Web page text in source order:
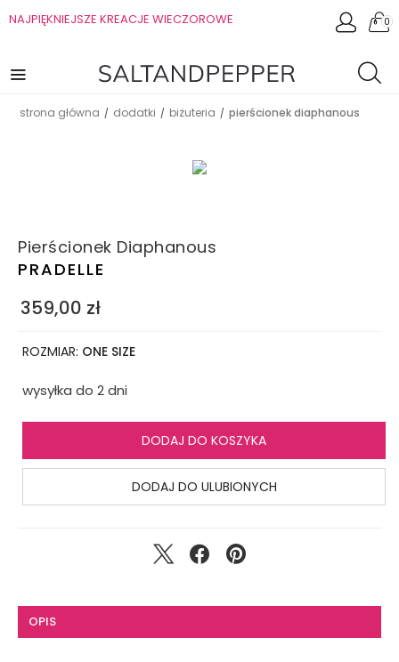
NAJPIĘKNIEJSZE KREACJE WIECZOROWE 0
strona główna / dodatki / biżuteria / pierścionek diaphanous
Pierścionek Diaphanous
PRADELLE
359,00 zł
ROZMIAR: ONE SIZE
wysyłka do 2 dni
DODAJ DO KOSZYKA
DODAJ DO ULUBIONYCH
OPIS